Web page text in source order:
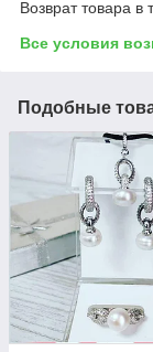
Возврат товара в
Все условия
Подобные